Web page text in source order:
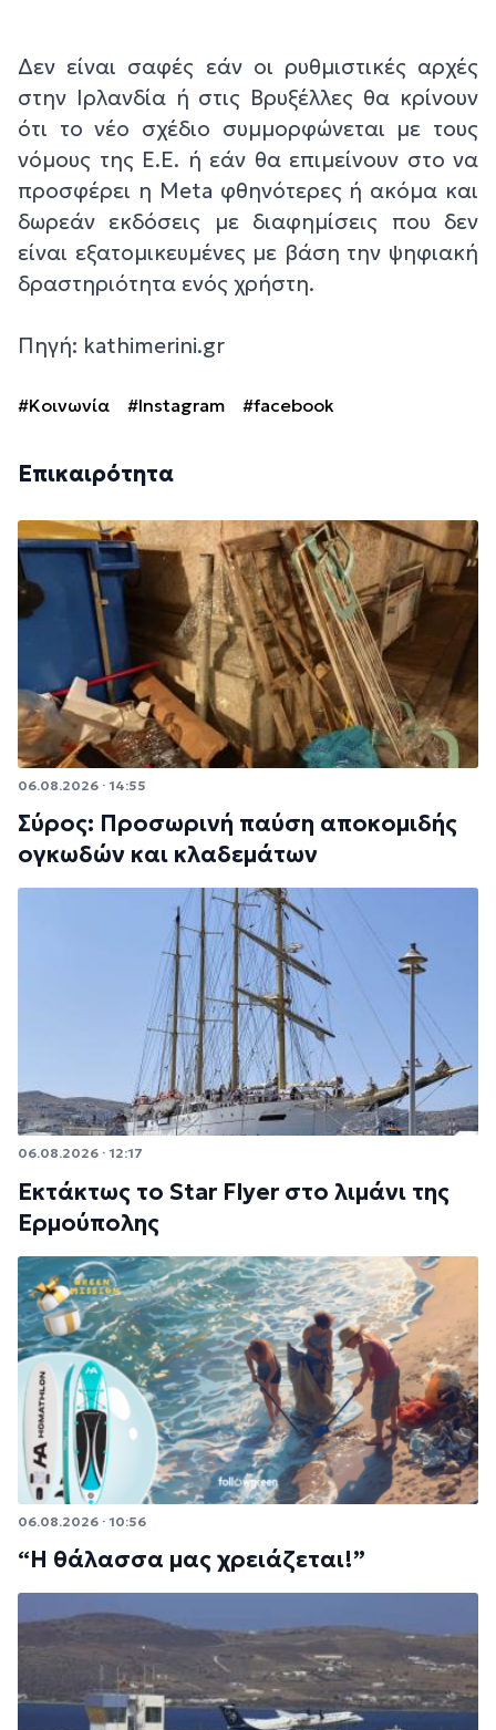
Δεν είναι σαφές εάν οι ρυθμιστικές αρχές
στην Ιρλανδία ή στις Βρυξέλλες θα κρίνουν
ότι το νέο σχέδιο συμμορφώνεται με τους
νόμους της Ε.Ε. ή εάν θα επιμείνουν στο να
προσφέρει η Meta φθηνότερες ή ακόμα και
δωρεάν εκδόσεις με διαφημίσεις που δεν
είναι εξατομικευμένες με βάση την ψηφιακή
δραστηριότητα ενός χρήστη.
Πηγή: kathimerini.gr
#Κοινωνία #Instagram #facebook
Επικαιρότητα
06.08.2026 · 14:55
Σύρος: Προσωρινή παύση αποκομιδής
ογκωδών και κλαδεμάτων
06.08.2026 · 12:17
Εκτάκτως το Star Flyer στο λιμάνι της
Ερμούπολης
06.08.2026 · 10:56
“Η θάλασσα μας χρειάζεται!”